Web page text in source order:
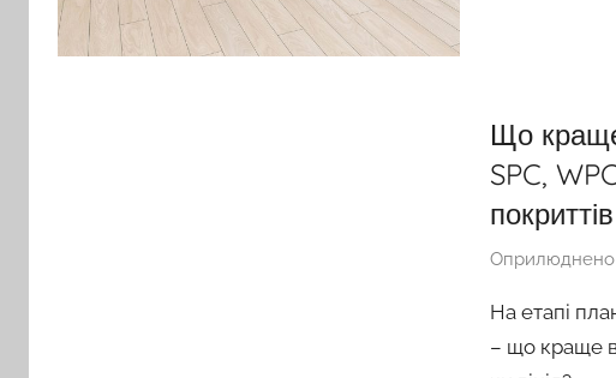
Що краще
SPC,
покриттів
На етапі
– що краще